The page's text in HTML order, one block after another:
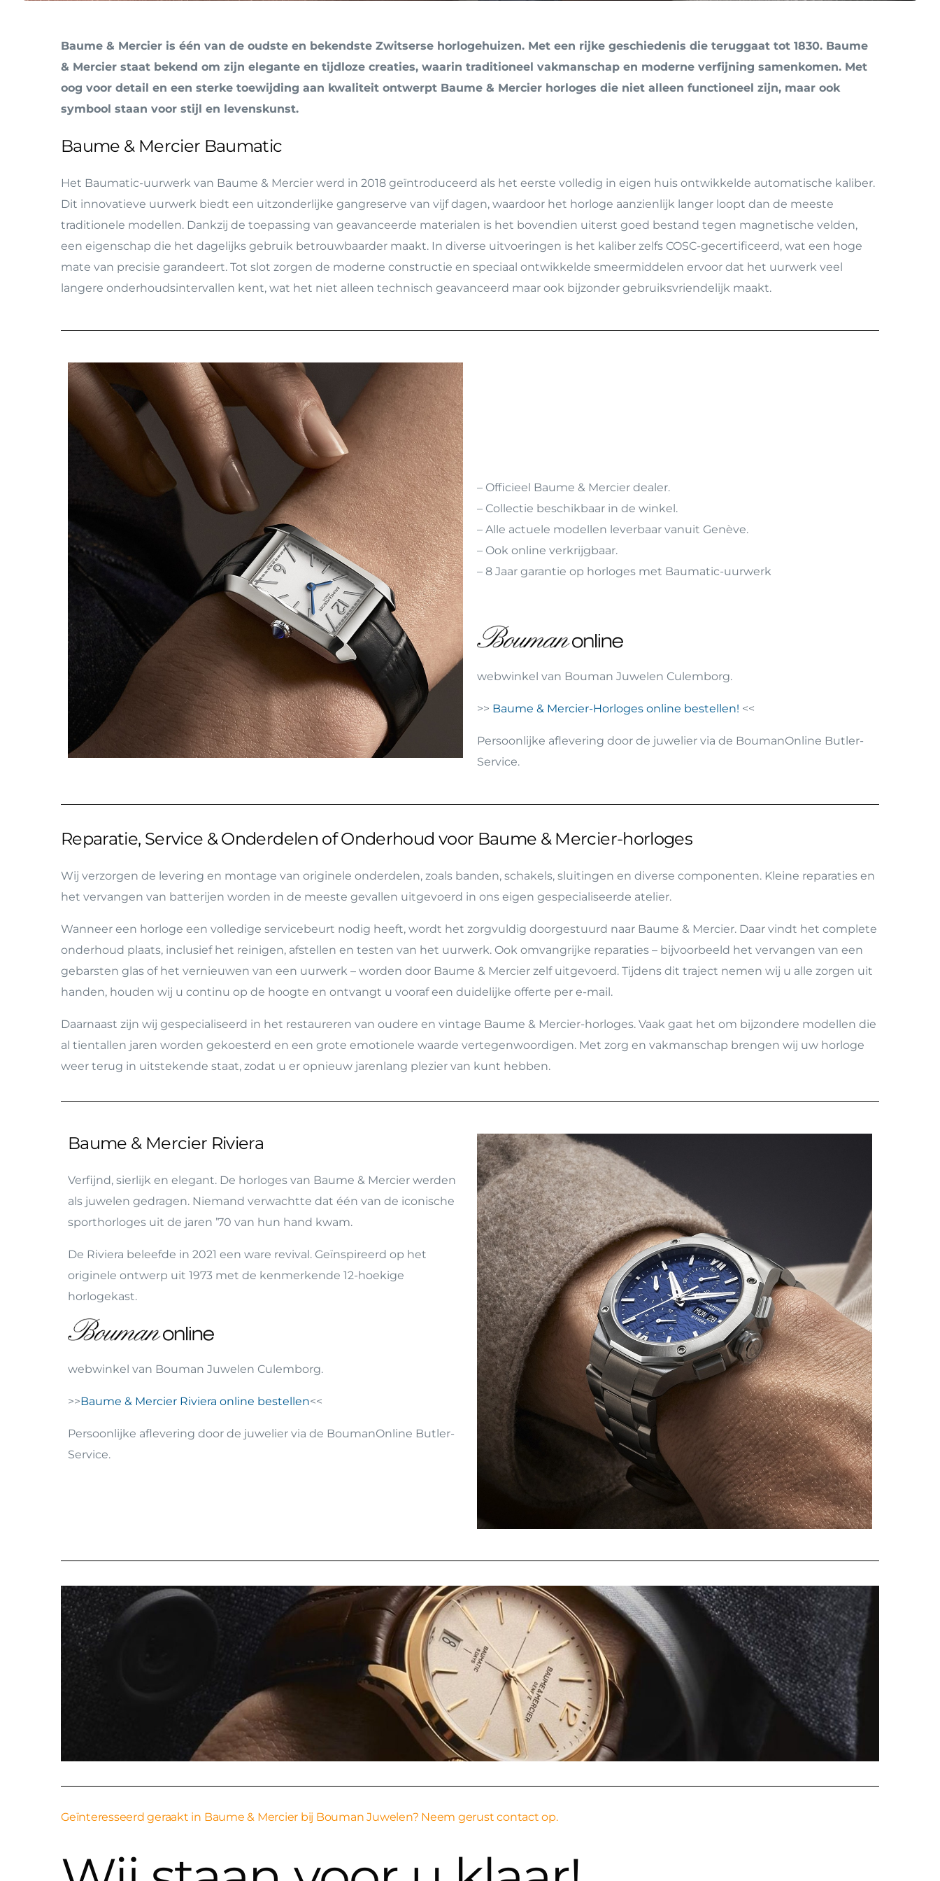
Alle merken
Alle merken Personalisatie
Reparatie & Onderhoud
Butler Service
Private Shopping
BTW-vrij Winkelen
Graveren
In de media Bouman Luxe Groep
Minder valide
Baume & Mercier is één van de oudste en bekendste Zwitserse horlogehuizen. Met een rijke geschiedenis die teruggaat tot 1830. Baume
& Mercier staat bekend om zijn elegante en tijdloze creaties, waarin traditioneel vakmanschap en moderne verfijning samenkomen. Met
oog voor detail en een sterke toewijding aan kwaliteit ontwerpt Baume & Mercier horloges die niet alleen functioneel zijn, maar ook
symbool staan voor stijl en levenskunst.
Baume & Mercier Baumatic
Het Baumatic-uurwerk van Baume & Mercier werd in 2018 geïntroduceerd als het eerste volledig in eigen huis ontwikkelde automatische kaliber.
Dit innovatieve uurwerk biedt een uitzonderlijke gangreserve van vijf dagen, waardoor het horloge aanzienlijk langer loopt dan de meeste
traditionele modellen. Dankzij de toepassing van geavanceerde materialen is het bovendien uiterst goed bestand tegen magnetische velden,
een eigenschap die het dagelijks gebruik betrouwbaarder maakt. In diverse uitvoeringen is het kaliber zelfs COSC-gecertificeerd, wat een hoge
mate van precisie garandeert. Tot slot zorgen de moderne constructie en speciaal ontwikkelde smeermiddelen ervoor dat het uurwerk veel
langere onderhoudsintervallen kent, wat het niet alleen technisch geavanceerd maar ook bijzonder gebruiksvriendelijk maakt.
– Officieel Baume & Mercier dealer.
– Collectie beschikbaar in de winkel.
– Alle actuele modellen leverbaar vanuit Genève.
– Ook online verkrijgbaar.
– 8 Jaar garantie op horloges met Baumatic-uurwerk
webwinkel van Bouman Juwelen Culemborg.
>> Baume & Mercier-Horloges online bestellen! <<
Persoonlijke aflevering door de juwelier via de BoumanOnline Butler-
Service.
Reparatie, Service & Onderdelen of Onderhoud voor Baume & Mercier-horloges
Wij verzorgen de levering en montage van originele onderdelen, zoals banden, schakels, sluitingen en diverse componenten. Kleine reparaties en
het vervangen van batterijen worden in de meeste gevallen uitgevoerd in ons eigen gespecialiseerde atelier.
Wanneer een horloge een volledige servicebeurt nodig heeft, wordt het zorgvuldig doorgestuurd naar Baume & Mercier. Daar vindt het complete
onderhoud plaats, inclusief het reinigen, afstellen en testen van het uurwerk. Ook omvangrijke reparaties – bijvoorbeeld het vervangen van een
gebarsten glas of het vernieuwen van een uurwerk – worden door Baume & Mercier zelf uitgevoerd. Tijdens dit traject nemen wij u alle zorgen uit
handen, houden wij u continu op de hoogte en ontvangt u vooraf een duidelijke offerte per e-mail.
Daarnaast zijn wij gespecialiseerd in het restaureren van oudere en vintage Baume & Mercier-horloges. Vaak gaat het om bijzondere modellen die
al tientallen jaren worden gekoesterd en een grote emotionele waarde vertegenwoordigen. Met zorg en vakmanschap brengen wij uw horloge
weer terug in uitstekende staat, zodat u er opnieuw jarenlang plezier van kunt hebben.
Baume & Mercier Riviera
Verfijnd, sierlijk en elegant. De horloges van Baume & Mercier werden
als juwelen gedragen. Niemand verwachtte dat één van de iconische
sporthorloges uit de jaren ’70 van hun hand kwam.
De Riviera beleefde in 2021 een ware revival. Geïnspireerd op het
originele ontwerp uit 1973 met de kenmerkende 12-hoekige
horlogekast.
webwinkel van Bouman Juwelen Culemborg.
>>Baume & Mercier Riviera online bestellen<<
Persoonlijke aflevering door de juwelier via de BoumanOnline Butler-
Service.
Geïnteresseerd geraakt in Baume & Mercier bij Bouman Juwelen? Neem gerust contact op.